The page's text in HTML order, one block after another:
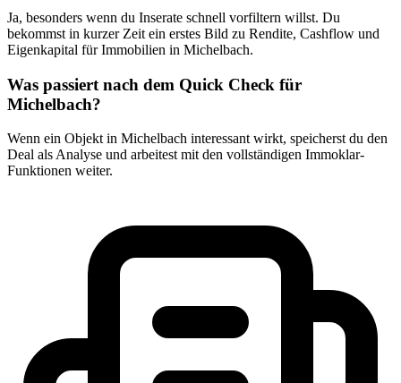
Ja, besonders wenn du Inserate schnell vorfiltern willst. Du
bekommst in kurzer Zeit ein erstes Bild zu Rendite, Cashflow und
Eigenkapital für Immobilien in Michelbach.
Was passiert nach dem Quick Check für
Michelbach?
Wenn ein Objekt in Michelbach interessant wirkt, speicherst du den
Deal als Analyse und arbeitest mit den vollständigen Immoklar-
Funktionen weiter.